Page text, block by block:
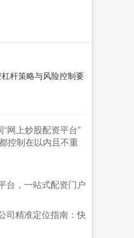
杆策略与风险控制要
网上炒股配资平台”
控制在以内且不重
台，一站式配资门户
司精准定位指南：快